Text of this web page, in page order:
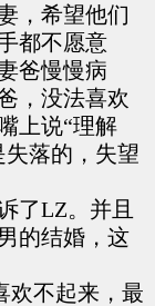
，希望他们
都不愿意
爸慢慢病
，没法喜欢
上说“理解
落的，失望
了LZ。并且
的结婚，这
欢不起来，最